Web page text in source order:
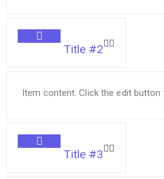
Title #2
Item content. Click the edit
Title #3